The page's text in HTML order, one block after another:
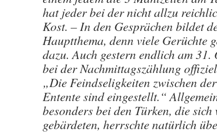
hat jeder bei der nicht allzu
Kost. – In den Gesprächen bildet
Hauptthema, denn viele Gerüchte
dazu. Auch gestern endlich am 31.
bei der Nachmittagszählung
„Die Feindseligkeiten zwischen
Entente sind eingestellt.“
besonders bei den Türken, die
gebärdeten, herrschte natürlich